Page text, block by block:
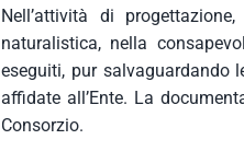
Nell’attività di
naturalistica, nella
eseguiti, pur salvaguardando
affidate all’Ente. La
Consorzio.